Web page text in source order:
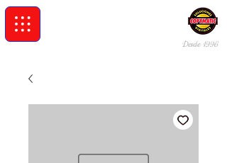
Desde 1996